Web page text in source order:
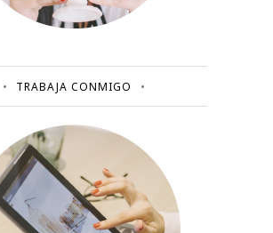
TRABAJA CONMIGO